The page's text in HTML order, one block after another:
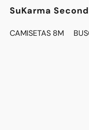
SuKarma
CAMISETAS 8M